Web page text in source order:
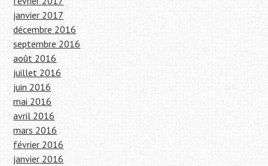
janvier 2017
décembre 2016
septembre 2016
août 2016
juillet 2016
juin 2016
mai 2016
avril 2016
mars 2016
février 2016
janvier 2016